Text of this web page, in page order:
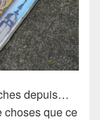
depuis…
choses que ce